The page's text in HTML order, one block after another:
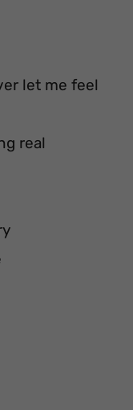
let me feel
real